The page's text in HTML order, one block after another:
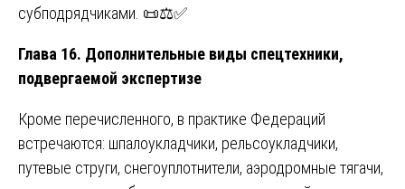
субподрядчиками. 📜⚖️✅
Глава 16. Дополнительные виды спецтехники,
подвергаемой экспертизе
Кроме перечисленного, в практике Федераций
встречаются: шпалоукладчики, рельсоукладчики,
путевые струги, снегоуплотнители, аэродромные тягачи,